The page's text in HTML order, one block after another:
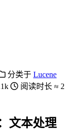
分类于 Lucene
阅读时长 ≈ 2
文本处理